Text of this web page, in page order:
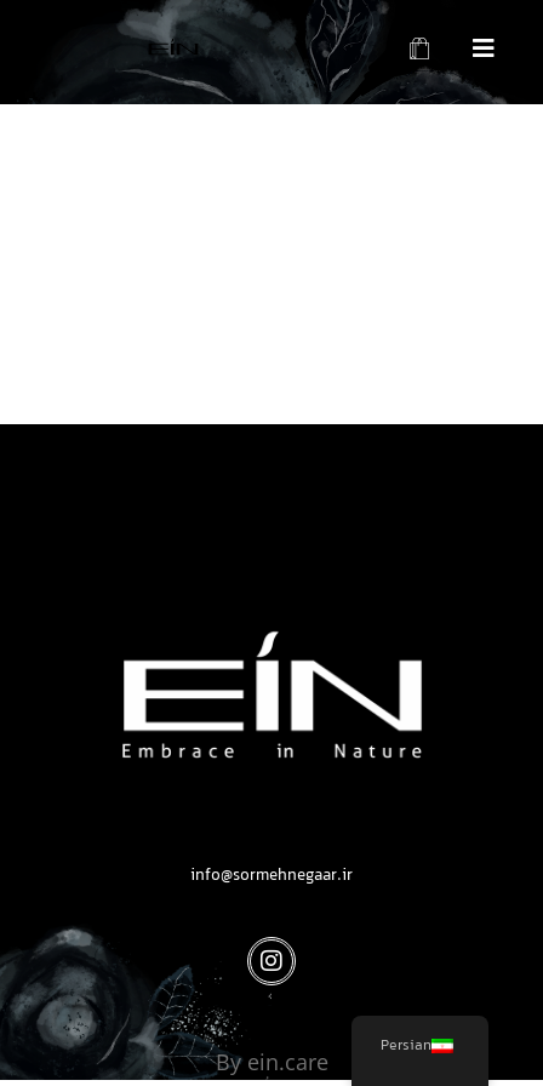
محصولات بهداشتی و زیبایی EINمحصولات بهداشتی و زیبایی EIN
info@sormehnegaar.ir
By ein.care
Persian